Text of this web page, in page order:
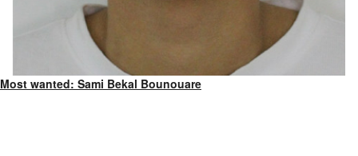
Most wanted: Sami Bekal Bounouare